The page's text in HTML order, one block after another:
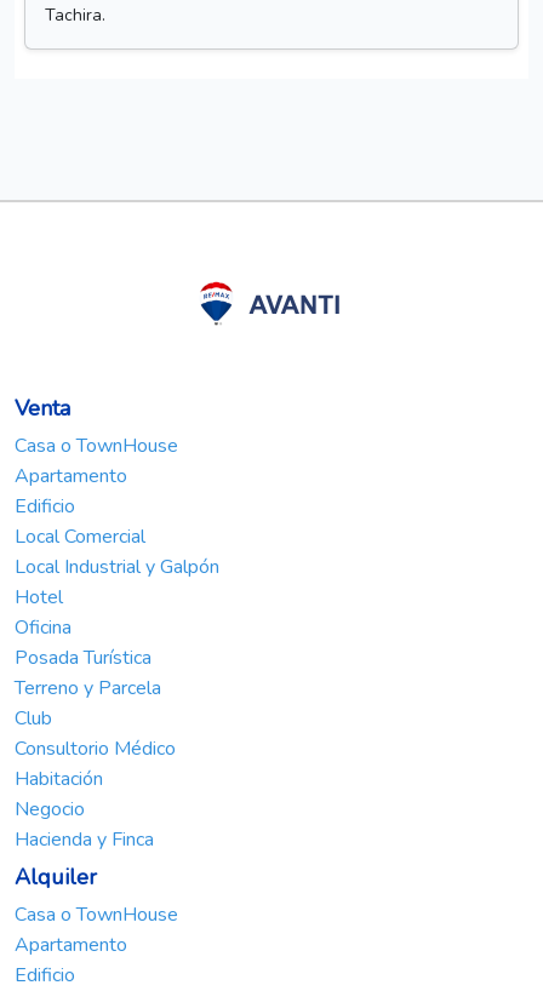
Tachira.
Venta
Casa o TownHouse
Apartamento
Edificio
Local Comercial
Local Industrial y Galpón
Hotel
Oficina
Posada Turística
Terreno y Parcela
Club
Consultorio Médico
Habitación
Negocio
Hacienda y Finca
Alquiler
Casa o TownHouse
Apartamento
Edificio